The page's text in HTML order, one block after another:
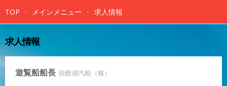
TOP メインメニュー 求人情報
求人情報
遊覧船船長 洞爺湖汽船（株）